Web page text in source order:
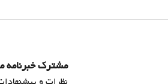
مشترک خبرنامه